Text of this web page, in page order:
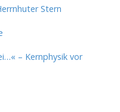
Stern
– Kernphysik vor